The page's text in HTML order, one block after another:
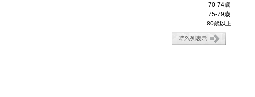
70-74歳
75-79歳
80歳以上